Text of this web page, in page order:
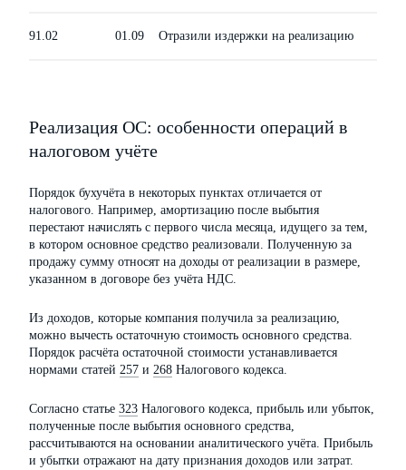
91.02 01.09 Отразили издержки на реализацию
Реализация ОС: особенности операций в
налоговом учёте
Порядок бухучёта в некоторых пунктах отличается от
налогового. Например, амортизацию после выбытия
перестают начислять с первого числа месяца, идущего за тем,
в котором основное средство реализовали. Полученную за
продажу сумму относят на доходы от реализации в размере,
указанном в договоре без учёта НДС.
Из доходов, которые компания получила за реализацию,
можно вычесть остаточную стоимость основного средства.
Порядок расчёта остаточной стоимости устанавливается
нормами статей 257 и 268 Налогового кодекса.
Согласно статье 323 Налогового кодекса, прибыль или убыток,
полученные после выбытия основного средства,
рассчитываются на основании аналитического учёта. Прибыль
и убытки отражают на дату признания доходов или затрат.